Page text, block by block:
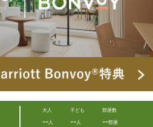
大人
--人
子ども
--人
部屋数
--部屋